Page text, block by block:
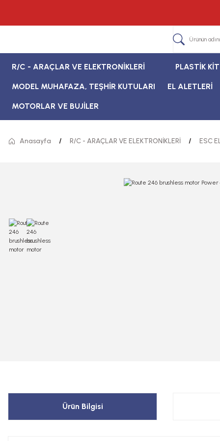
R/C - ARAÇLAR VE ELEKTRONİKLERİ PLASTİK
MODEL MUHAFAZA, TEŞHİR KUTULARI EL ALETLERİ
MOTORLAR VE BUJİLER
Anasayfa R/C - ARAÇLAR VE ELEKTRONİKLERİ ESC
Ürün Bilgisi